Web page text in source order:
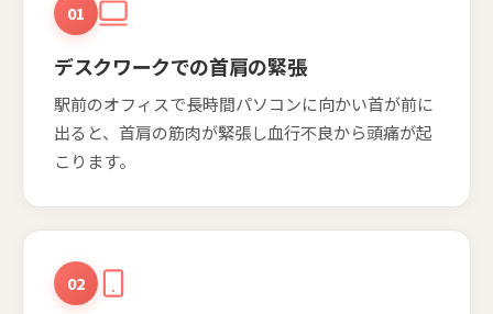
01
デスクワークでの首肩の緊張
駅前のオフィスで長時間パソコンに向かい首が前に
出ると、首肩の筋肉が緊張し血行不良から頭痛が起
こります。
02